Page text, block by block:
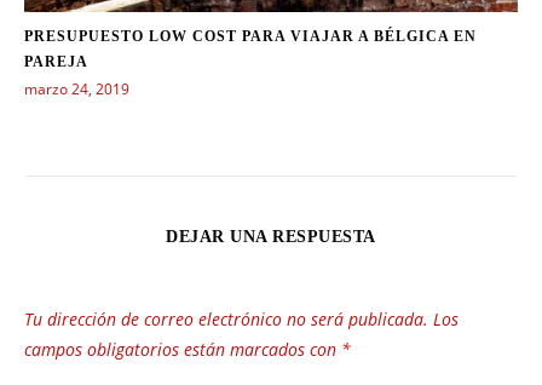
PRESUPUESTO LOW COST PARA VIAJAR A BÉLGICA EN
PAREJA
marzo 24, 2019
DEJAR UNA RESPUESTA
Tu dirección de correo electrónico no será publicada. Los
campos obligatorios están marcados con *